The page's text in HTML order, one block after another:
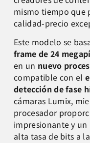
mismo tiempo que
calidad-precio
Este modelo se
frame de 24
en un nuevo
compatible con el
detección de fase
cámaras Lumix,
procesador
impresionante y
alta tasa de bits a